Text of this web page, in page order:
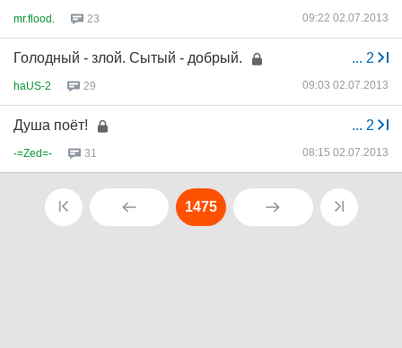
mr.flood. 23 09:22 02.07.2013
... 2
Голодный - злой. Сытый - добрый.
haUS-2 29 09:03 02.07.2013
... 2
Душа поёт!
-=Zed=- 31 08:15 02.07.2013
1475